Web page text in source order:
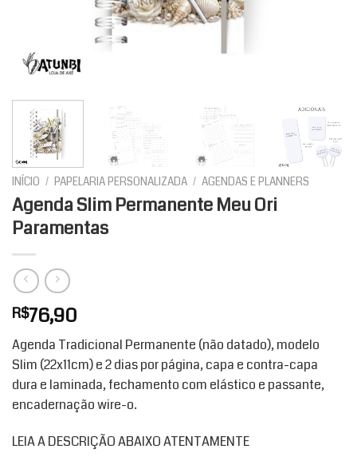
INÍCIO / PAPELARIA PERSONALIZADA / AGENDAS E PLANNERS
Agenda Slim Permanente Meu Ori
Paramentas
R$76,90
Agenda Tradicional Permanente (não datado), modelo
Slim (22x11cm) e 2 dias por página, capa e contra-capa
dura e laminada, fechamento com elástico e passante,
encadernação wire-o.
LEIA A DESCRIÇÃO ABAIXO ATENTAMENTE